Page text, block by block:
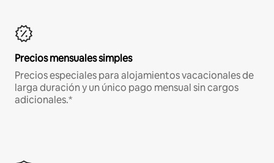
Precios mensuales simples
Precios especiales para alojamientos vacacionales de
larga duración y un único pago mensual sin cargos
adicionales.*